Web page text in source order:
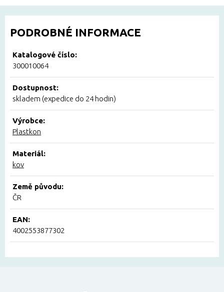
PODROBNÉ INFORMACE
Katalogové číslo:
300010064
Dostupnost:
skladem (expedice do 24 hodin)
Výrobce:
Plastkon
Materiál:
kov
Země původu:
ČR
EAN:
4002553877302